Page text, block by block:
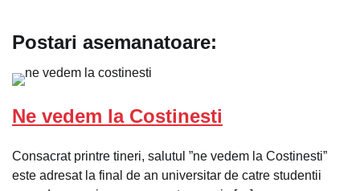
Postari asemanatoare:
Ne vedem la Costinesti
Consacrat printre tineri, salutul ”ne vedem la Costinesti”
este adresat la final de an universitar de catre studentii